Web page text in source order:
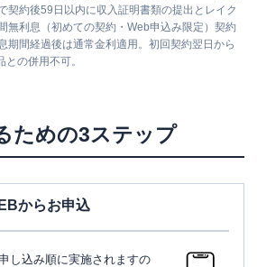
契約後59日以内に収入証明書類の提出とレイク
無利息（初めての契約・Web申込み限定）契約
期間経過後は通常金利適用。初回契約翌日から
の併用不可。
ための3ステップ
からお申込
し込み順に実施されますの